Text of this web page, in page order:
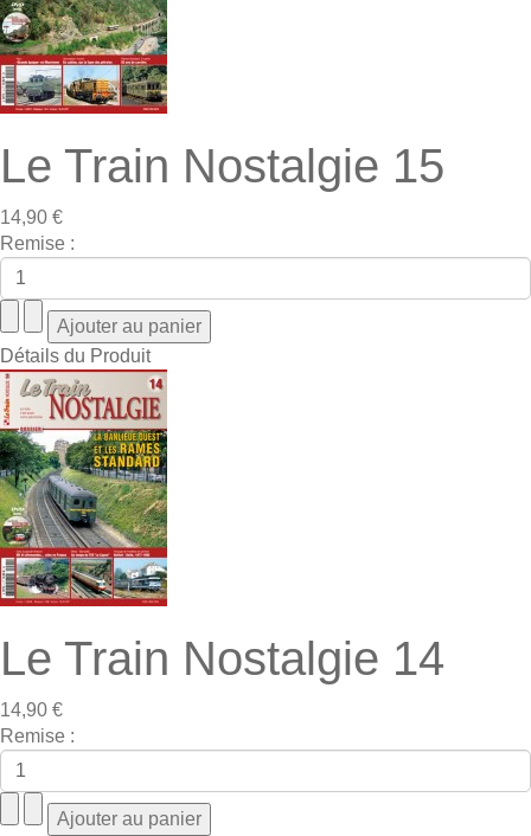
Le Train Nostalgie 15
14,90 €
Remise :
Détails du Produit
Le Train Nostalgie 14
14,90 €
Remise :